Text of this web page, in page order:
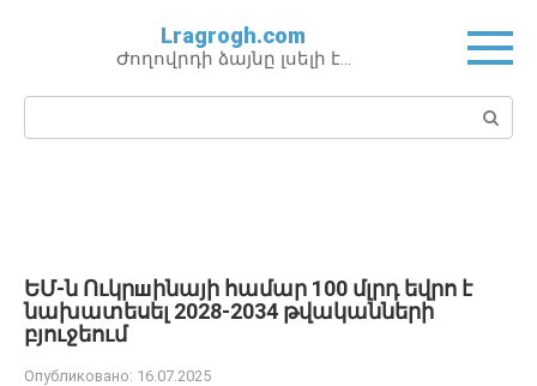
Lragrogh.com
Ժողովրդի ձայնը լսելի է…
Поиск:
ԵՄ-ն Ուկրшինայի համար 100 մլրդ եվրո է
նախատեսել 2028-2034 թվականների
բյուջեում
Опубликовано: 16.07.2025